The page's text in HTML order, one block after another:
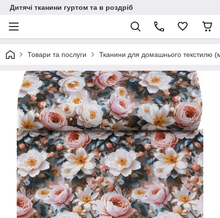
Дитячі тканини гуртом та в роздріб
Товари та послуги Тканини для домашнього текстилю